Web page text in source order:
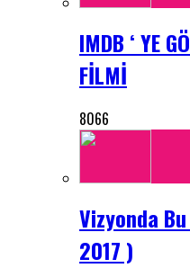
IMDB ‘ YE
FİLMİ
8066
Vizyonda
2017 )